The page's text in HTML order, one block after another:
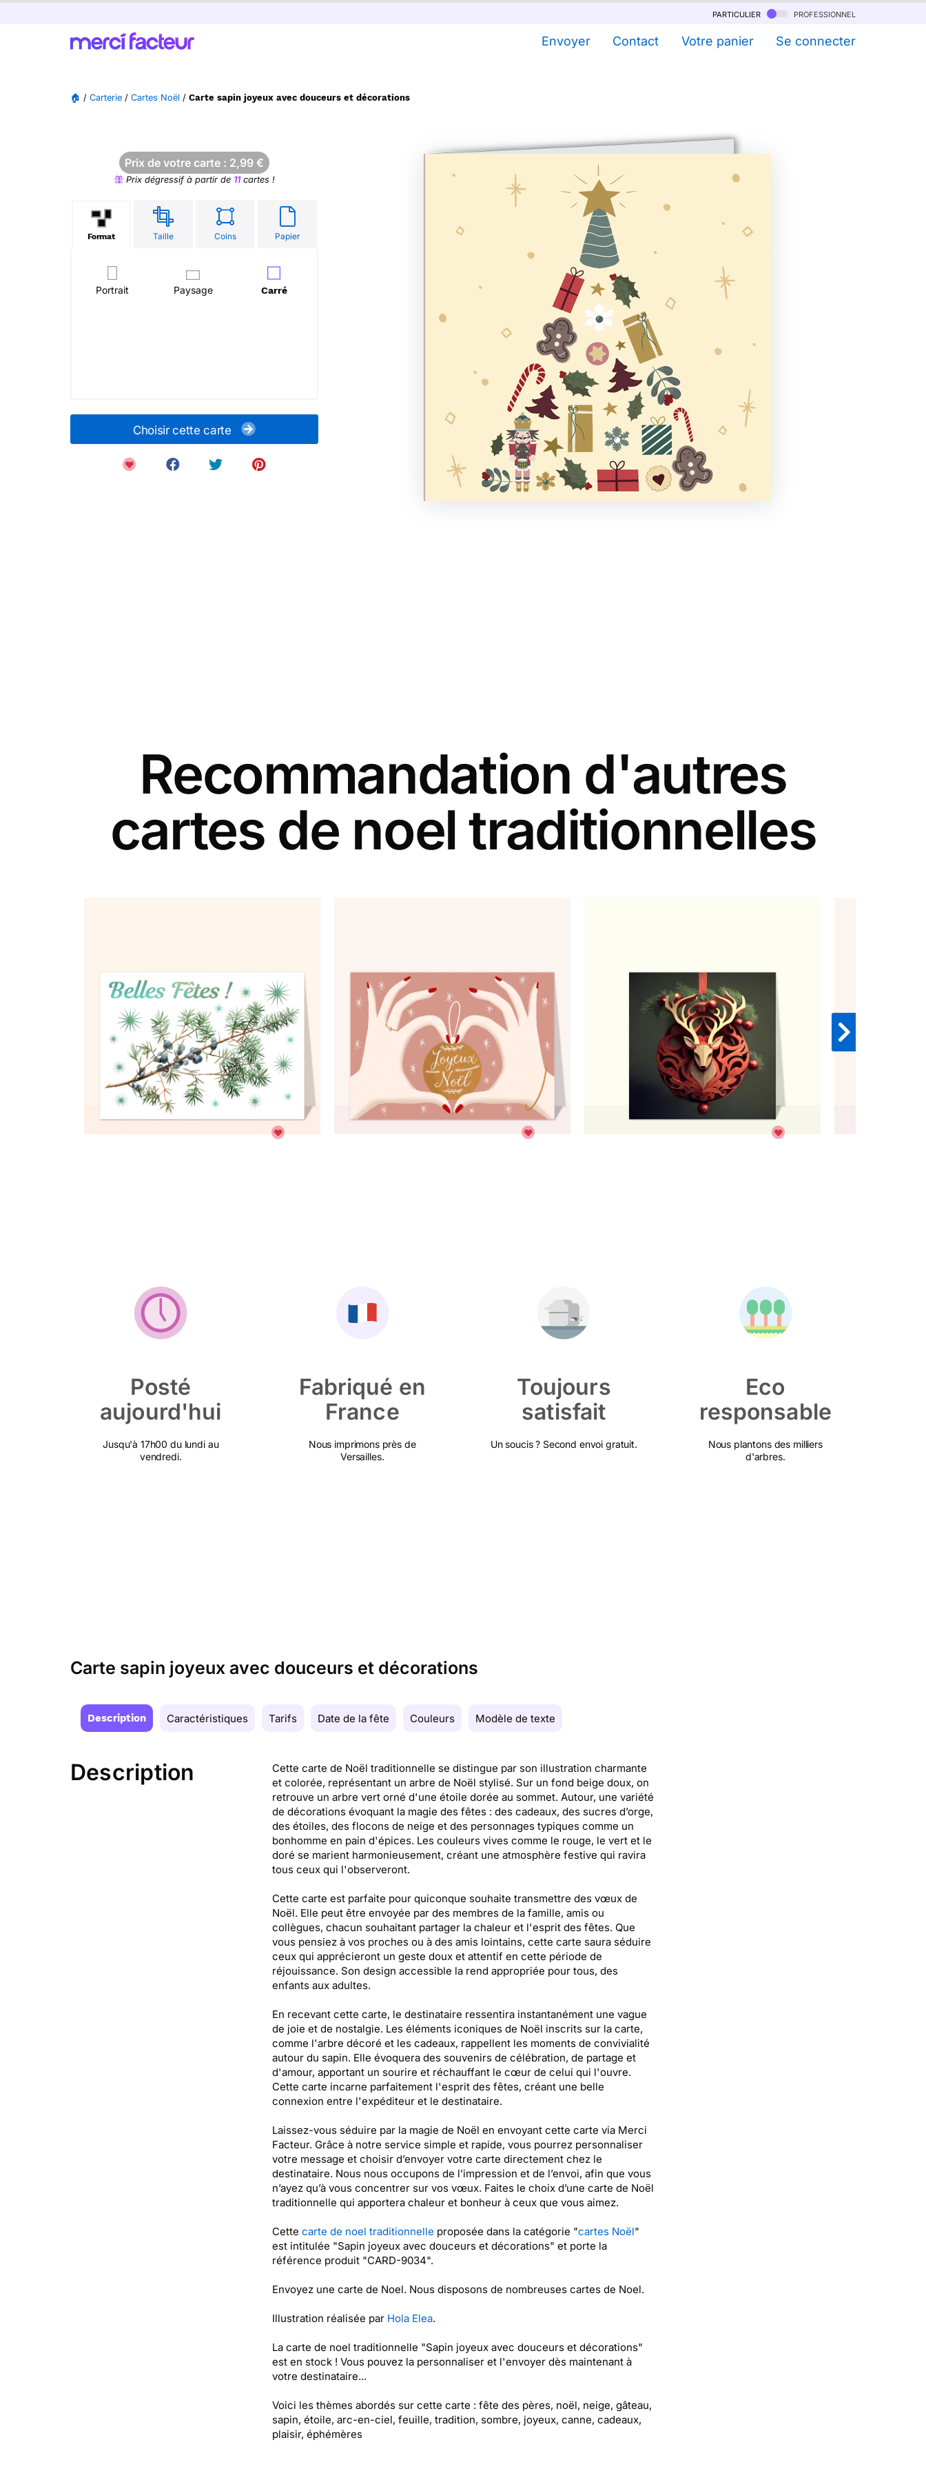
particulier professionnel
Envoyer Contact Votre panier Se connecter
🏠 / Carterie / Cartes Noël / Carte sapin joyeux avec douceurs et décorations
Prix de votre carte : 2,99 €
Prix dégressif à partir de 11cartes !
Format Taille Coins Papier
Portrait Paysage Carré
Choisir cette carte
Recommandation d'autres
cartes de noel traditionnelles
Posté
aujourd'hui
Jusqu'à 17h00 du lundi au
vendredi.
Fabriqué en
France
Nous imprimons près de
Versailles.
Toujours
satisfait
Un soucis ? Second envoi gratuit.
Eco
responsable
Nous plantons des milliers
d'arbres.
Carte sapin joyeux avec douceurs et décorations
Description Caractéristiques Tarifs Date de la fête Couleurs Modèle de texte
Description
Cette carte de Noël traditionnelle se distingue par son illustration charmante
et colorée, représentant un arbre de Noël stylisé. Sur un fond beige doux, on
retrouve un arbre vert orné d'une étoile dorée au sommet. Autour, une variété
de décorations évoquant la magie des fêtes : des cadeaux, des sucres d’orge,
des étoiles, des flocons de neige et des personnages typiques comme un
bonhomme en pain d'épices. Les couleurs vives comme le rouge, le vert et le
doré se marient harmonieusement, créant une atmosphère festive qui ravira
tous ceux qui l'observeront.
Cette carte est parfaite pour quiconque souhaite transmettre des vœux de
Noël. Elle peut être envoyée par des membres de la famille, amis ou
collègues, chacun souhaitant partager la chaleur et l'esprit des fêtes. Que
vous pensiez à vos proches ou à des amis lointains, cette carte saura séduire
ceux qui apprécieront un geste doux et attentif en cette période de
réjouissance. Son design accessible la rend appropriée pour tous, des
enfants aux adultes.
En recevant cette carte, le destinataire ressentira instantanément une vague
de joie et de nostalgie. Les éléments iconiques de Noël inscrits sur la carte,
comme l'arbre décoré et les cadeaux, rappellent les moments de convivialité
autour du sapin. Elle évoquera des souvenirs de célébration, de partage et
d'amour, apportant un sourire et réchauffant le cœur de celui qui l'ouvre.
Cette carte incarne parfaitement l'esprit des fêtes, créant une belle
connexion entre l'expéditeur et le destinataire.
Laissez-vous séduire par la magie de Noël en envoyant cette carte via Merci
Facteur. Grâce à notre service simple et rapide, vous pourrez personnaliser
votre message et choisir d’envoyer votre carte directement chez le
destinataire. Nous nous occupons de l’impression et de l’envoi, afin que vous
n’ayez qu’à vous concentrer sur vos vœux. Faites le choix d’une carte de Noël
traditionnelle qui apportera chaleur et bonheur à ceux que vous aimez.
Cette carte de noel traditionnelle proposée dans la catégorie "cartes Noël"
est intitulée "Sapin joyeux avec douceurs et décorations" et porte la
référence produit "CARD-9034".
Envoyez une carte de Noel. Nous disposons de nombreuses cartes de Noel.
Illustration réalisée par Hola Elea.
La carte de noel traditionnelle "Sapin joyeux avec douceurs et décorations"
est en stock ! Vous pouvez la personnaliser et l'envoyer dès maintenant à
votre destinataire...
Voici les thèmes abordés sur cette carte : fête des pères, noël, neige, gâteau,
sapin, étoile, arc-en-ciel, feuille, tradition, sombre, joyeux, canne, cadeaux,
plaisir, éphémères